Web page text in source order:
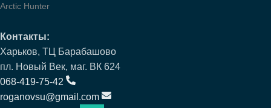
Arctic Hunter
Контакты:
Харьков, ТЦ Барабашово
пл. Новый Век, маг. ВК 624
068-419-75-42
roganovsu@gmail.com